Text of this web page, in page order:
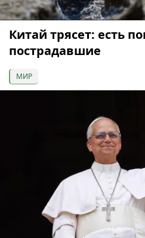
Китай трясет: есть
пострадавшие
МИР